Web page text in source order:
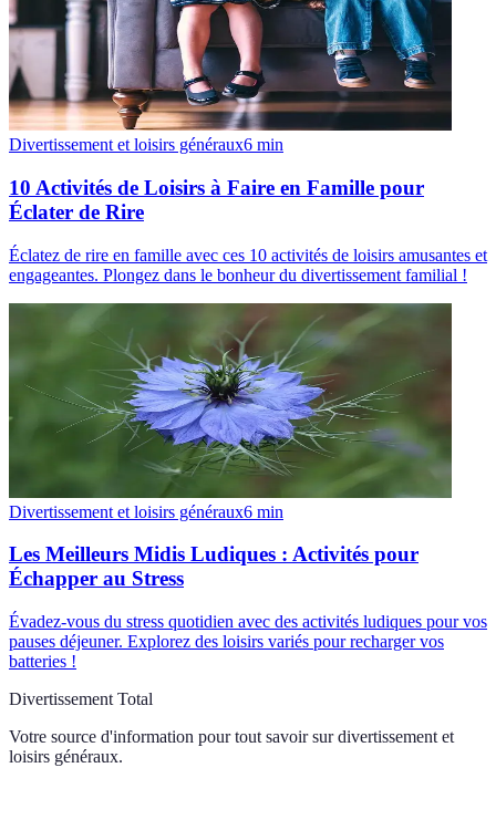
Divertissement et loisirs généraux6 min
10 Activités de Loisirs à Faire en Famille pour
Éclater de Rire
Éclatez de rire en famille avec ces 10 activités de loisirs amusantes et
engageantes. Plongez dans le bonheur du divertissement familial !
Divertissement et loisirs généraux6 min
Les Meilleurs Midis Ludiques : Activités pour
Échapper au Stress
Évadez-vous du stress quotidien avec des activités ludiques pour vos
pauses déjeuner. Explorez des loisirs variés pour recharger vos
batteries !
Divertissement Total
Votre source d'information pour tout savoir sur divertissement et
loisirs généraux.